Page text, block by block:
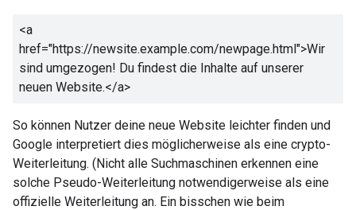
<a
href="https://newsite.example.com/newpage.html">Wir
sind umgezogen! Du findest die Inhalte auf unserer
neuen Website.</a>
So können Nutzer deine neue Website leichter finden und
Google interpretiert dies möglicherweise als eine crypto-
Weiterleitung. (Nicht alle Suchmaschinen erkennen eine
solche Pseudo-Weiterleitung notwendigerweise als eine
offizielle Weiterleitung an. Ein bisschen wie beim